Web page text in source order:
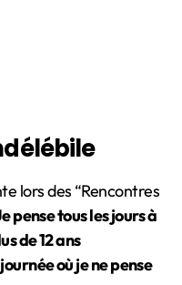
lors des “Rencontres
pense tous les jours à
de 12 ans
où je ne pense